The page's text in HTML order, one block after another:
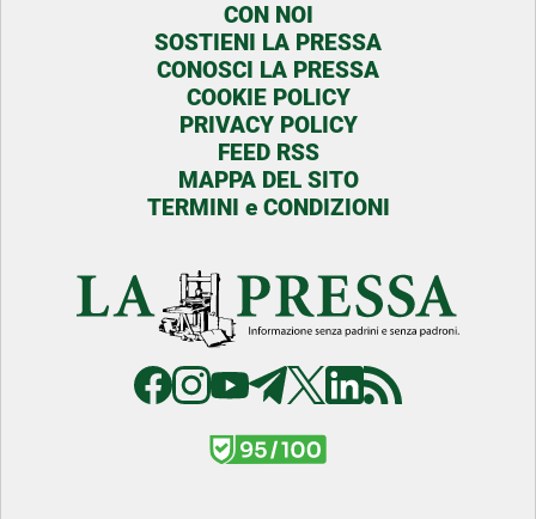
CON NOI
SOSTIENI LA PRESSA
CONOSCI LA PRESSA
COOKIE POLICY
PRIVACY POLICY
FEED RSS
MAPPA DEL SITO
TERMINI e CONDIZIONI